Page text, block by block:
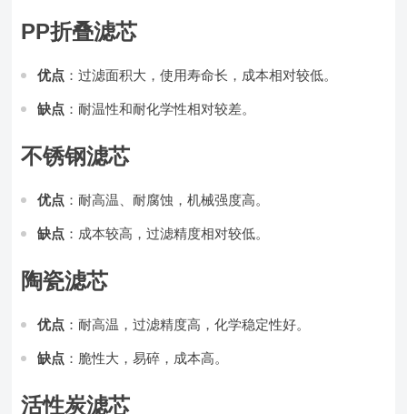
PP折叠滤芯
优点 ：过滤面积大，使用寿命长，成本相对较低。
缺点 ：耐温性和耐化学性相对较差。
不锈钢滤芯
优点 ：耐高温、耐腐蚀，机械强度高。
缺点 ：成本较高，过滤精度相对较低。
陶瓷滤芯
优点 ：耐高温，过滤精度高，化学稳定性好。
缺点 ：脆性大，易碎，成本高。
活性炭滤芯